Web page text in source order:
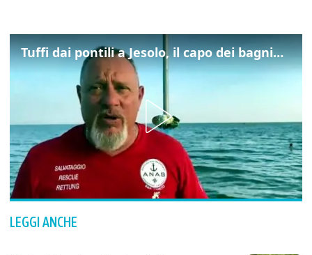
Tuffi dai pontili a Jesolo, il capo dei bagnini: "L'impegno di tutti per evitare altre tragedie"
LEGGI ANCHE